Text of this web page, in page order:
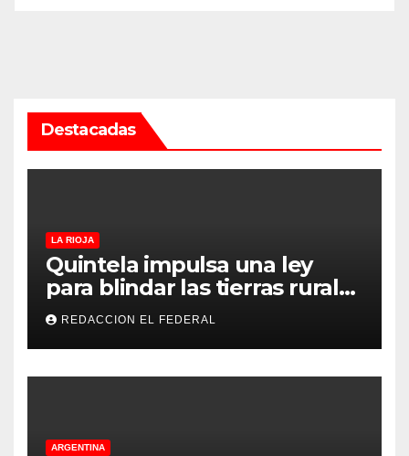
Destacadas
LA RIOJA
Quintela impulsa una ley
para blindar las tierras rurales
de La Rioja: cuáles son los
principales puntos
REDACCION EL FEDERAL
ARGENTINA